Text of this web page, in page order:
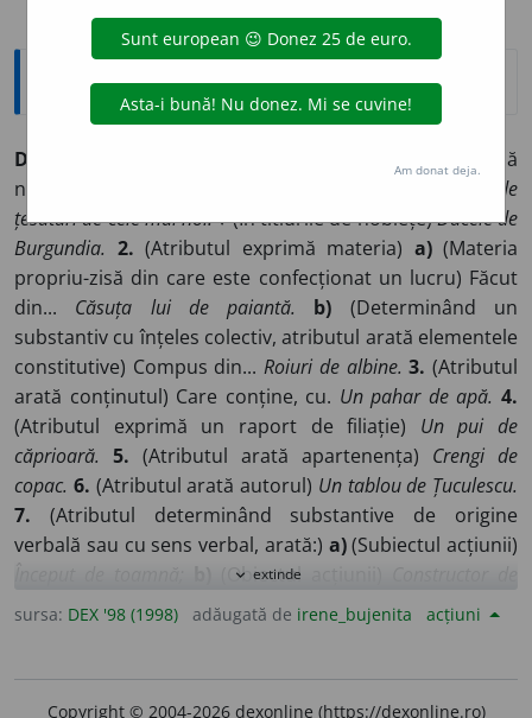
Explicative DEX
DE
(Atributul exprimă
natura obiectului determinat)
Spirit de inițiativă. Vinde
țesături de cele mai noi.♦ (În titlurile de noblețe)Ducele de
Burgundia. 2. (Atributul exprimă materia) a)(Materia
propriu-zisă din care este confecționat un lucru) Făcut
din... Căsuța lui de paiantă. b) (Determinând un
substantiv cu înțeles colectiv, atributul arată elementele
constitutive) Compus din...Roiuri de albine. 3. (Atributul
arată conținutul) Care conține, cu. Un pahar de apă. 4.
(Atributul exprimă un raport de filiație) Un pui de
căprioară. 5. (Atributul arată apartenența) Crengi de
copac. 6. (Atributul arată autorul) Un tablou de Țuculescu.
7. (Atributul determinând substantive de origine
verbală sau cu sens verbal, arată:) a)(Subiectul acțiunii)
(Obiectul acțiunii)
vagoane.
8.(Atributul exprimă relația) În ce privește.
expand_more extinde
sursa: DEX '98 (1998) adăugată de irene_bujenita acțiuni
Copyright © 2004-2026 dexonline (https://dexonline.ro)
Am donat deja.